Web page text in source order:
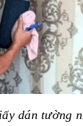
dán tường